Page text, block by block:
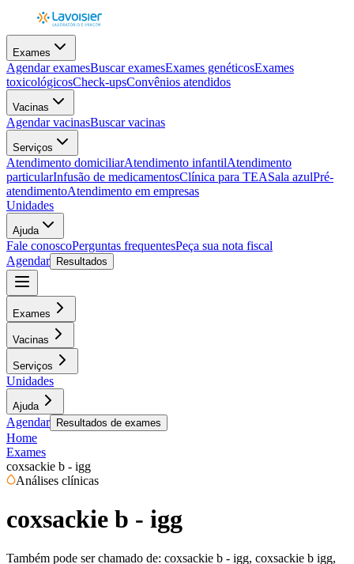
Exames
Agendar examesBuscar examesExames genéticosExames
toxicológicosCheck-upsConvênios atendidos
Vacinas
Agendar vacinasBuscar vacinas
Serviços
Atendimento domiciliarAtendimento infantilAtendimento
particularInfusão de medicamentosClínica para TEASala azulPré-
atendimentoAtendimento em empresas
Unidades
Ajuda
Fale conoscoPerguntas frequentesPeça sua nota fiscal
Agendar
Resultados
Exames
Vacinas
Serviços
Unidades
Ajuda
Agendar Resultados de exames
Home
Exames
coxsackie b - igg
Análises clínicas
coxsackie b - igg
Também pode ser chamado de: coxsackie b - igg, coxsackie b igg,